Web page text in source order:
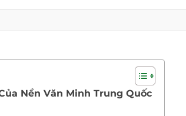
Nền Văn Minh Trung Quốc